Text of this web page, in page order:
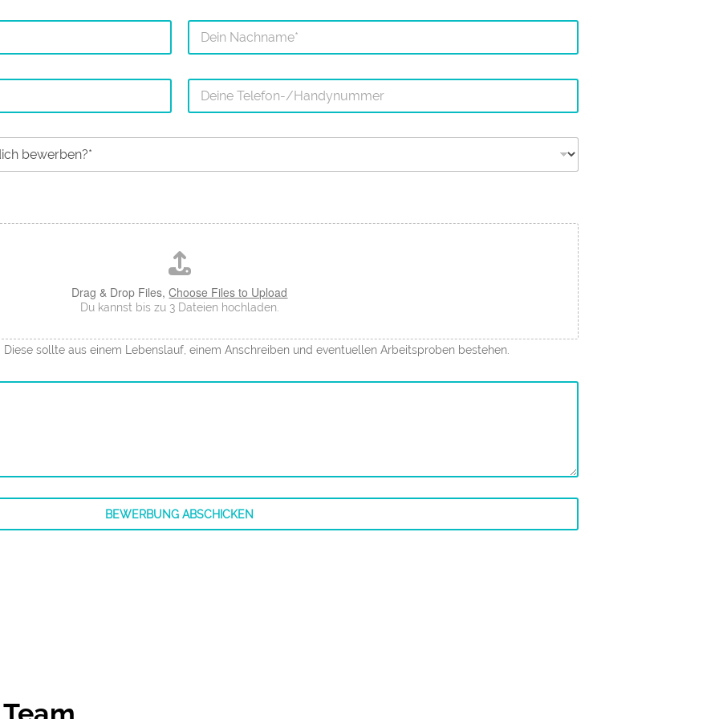
T
l
n
Drag & Drop Files,Choose Files to Upload
Du kannst bis zu 3 Dateien hochladen.
Diese sollte aus einem Lebenslauf, einem Anschreiben und eventuellen Arbeitsproben bestehen.
BEWERBUNG ABSCHICKEN